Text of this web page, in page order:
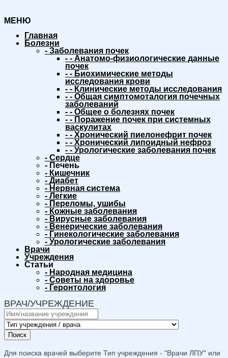
МЕНЮ
Главная
Болезни
- Заболевания почек
- - Анатомо-физиологические данные
почек
- - Биохимические методы
исследования крови
- - Клинические методы исследования
- - Общая симптомоталогия почечных
заболеваний
- - Общее о болезнях почек
- - Поражение почек при системных
васкулитах
- - Хронический пиелонефрит почек
- - Хронический липоидный нефроз
- - Урологические заболевания почек
- Сердце
- Печень
- Кишечник
- Диабет
- Нервная система
- Легкие
- Переломы, ушибы
- Кожные заболевания
- Вирусные заболевания
- Венерические заболевания
- Гинекологические заболевания
- Урологические заболевания
Врачи
Учреждения
Статьи
- Народная медицина
- Советы на здоровье
- Геронтология
ВРАЧ/УЧРЕЖДЕНИЕ
Поиск
Для поиска врачей выберите Тип учреждения - "Врачи ЛПУ" или